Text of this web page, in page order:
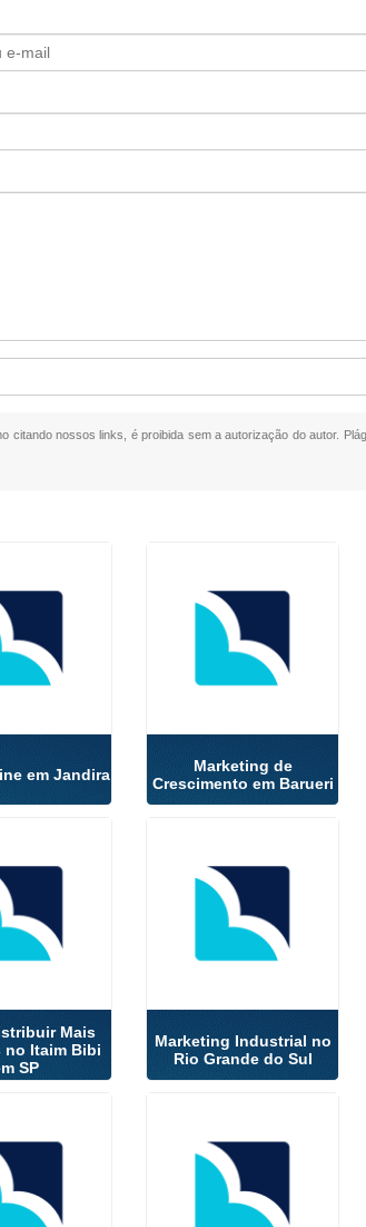
citando nossos links, é proibida sem a autorização do autor.
em Jandira
Marketing de
Crescimento em Barueri
Mais
no Itaim Bibi
SP
Marketing Industrial no
Rio Grande do Sul